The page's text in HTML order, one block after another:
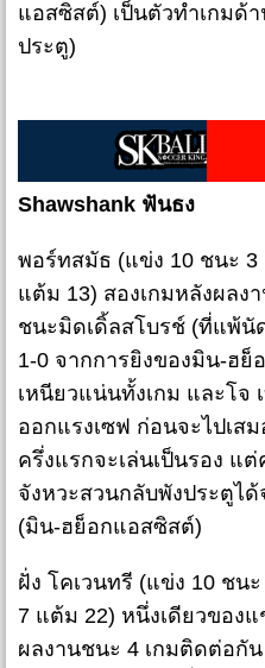
แอสซิสต์) เป็นตัวทำเกมด้
ประตู)
Shawshank ฟันธง
พอร์ทสมัธ (แข่ง 10 ชนะ 3
แต้ม 13) สองเกมหลังผลง
ชนะมิดเดิ้ลสโบรช์ (ที่แพ้นั
1-0 จากการยิงของมิน-ฮ
เหนียวแน่นทั้งเกม และโจ
ออกแรงเซฟ ก่อนจะไปเส
ครึ่งแรกจะเล่นเป็นรอง แ
จังหวะสวนกลับพังประตูไ
(มิน-ฮย็อกแอสซิสต์)
ฝั่ง โคเวนทรี (แข่ง 10 ชน
7 แต้ม 22) หนึ่งเดียวของ
ผลงานชนะ 4 เกมติดต่อกั